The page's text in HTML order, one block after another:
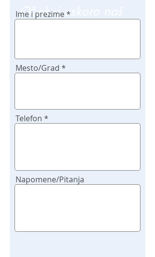
Očekuj uskoro naš
Ime i prezime
Mesto/Grad
Telefon
Napomene/Pitanja